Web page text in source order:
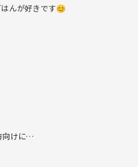
んが好きです😊
はヘルシーおやつに凝っていま
向けに